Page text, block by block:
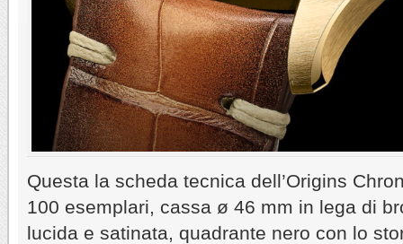
Questa la scheda tecnica dell’Origins
100 esemplari, cassa ø 46 mm in lega di
lucida e satinata, quadrante nero con lo